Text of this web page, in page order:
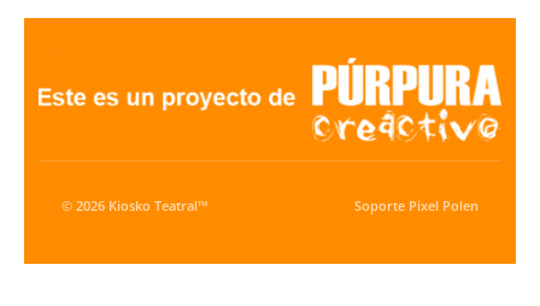
© 2026 Kiosko Teatral™ Soporte Pixel Polen